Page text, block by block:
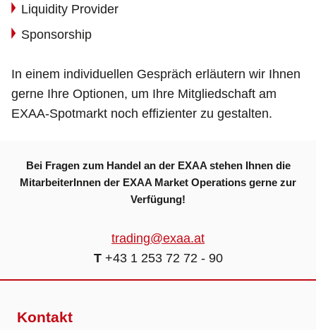
Liquidity Provider
Sponsorship
In einem individuellen Gespräch erläutern wir Ihnen
gerne Ihre Optionen, um Ihre Mitgliedschaft am
EXAA-Spotmarkt noch effizienter zu gestalten.
Bei Fragen zum Handel an der EXAA stehen Ihnen die
MitarbeiterInnen der EXAA Market Operations gerne zur
Verfügung!
trading@exaa.at
T+43 1 253 72 72 - 90
Kontakt